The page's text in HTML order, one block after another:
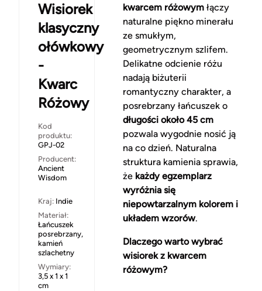
Wisiorek
klasyczny
ołówkowy
-
Kwarc
Różowy
Kod
produktu:
GPJ-02
Producent:
Ancient
Wisdom
Kraj: Indie
Materiał:
Łańcuszek
posrebrzany,
kamień
szlachetny
Wymiary:
3,5 x 1 x 1
cm
kwarcem różowymłączy
naturalne piękno minerału
ze smukłym,
geometrycznym szlifem.
Delikatne odcienie różu
nadają biżuterii
romantyczny charakter, a
posrebrzany łańcuszek o
długości około 45 cm
pozwala wygodnie nosić ją
na co dzień. Naturalna
struktura kamienia sprawia,
że każdy egzemplarz
wyróżnia się
niepowtarzalnym kolorem i
układem wzorów.
Dlaczego warto wybrać
wisiorek z kwarcem
różowym?